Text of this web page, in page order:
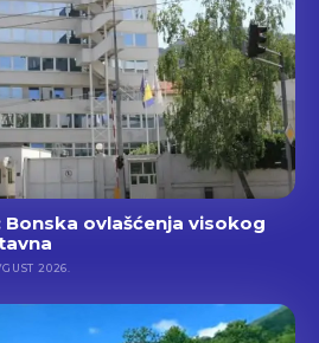
ovlašćenja visokog
2026.